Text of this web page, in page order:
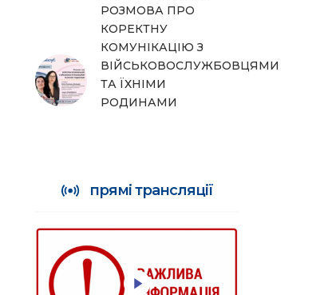
РОЗМОВА ПРО
КОРЕКТНУ
КОМУНІКАЦІЮ З
ВІЙСЬКОВОСЛУЖБОВЦЯМИ
ТА ЇХНІМИ
РОДИНАМИ
прямі трансляції